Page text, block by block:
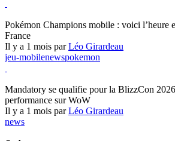
Pokémon Champions mobile : voici l’heure
France
Il y a 1 mois parLéo Girardeau
jeu-mobilenewspokemon
Mandatory se qualifie pour la BlizzCon
performance sur WoW
Il y a 1 mois parLéo Girardeau
news